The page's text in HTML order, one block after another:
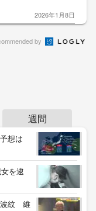
2026年1月8日
by
週間
予想は
を逮
波紋 維